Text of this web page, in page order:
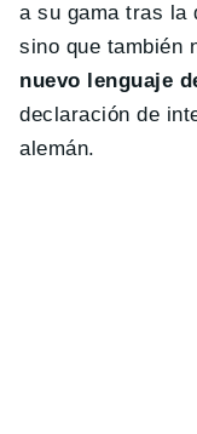
a su gama tras la
sino que también
nuevo lenguaje
declaración de
alemán.